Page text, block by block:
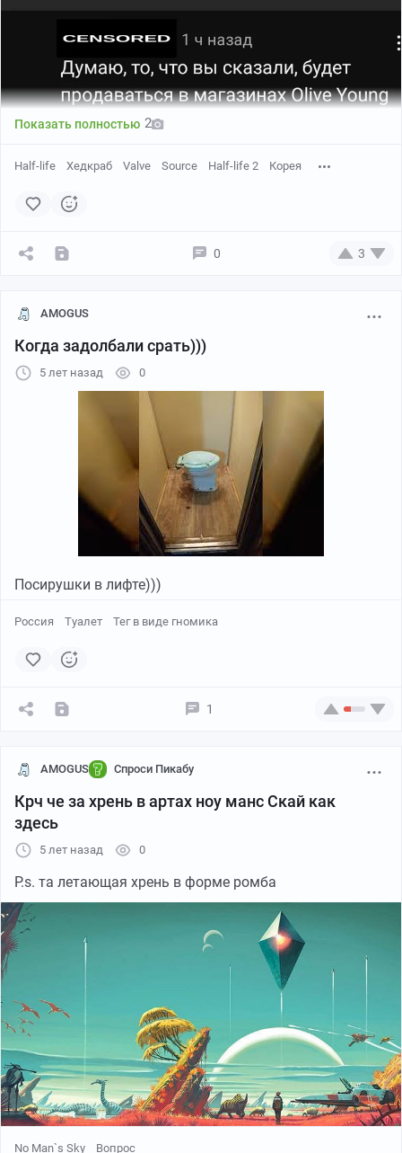
Всё, я в Корею. Я хочу себе хедкраб питомца как у
Кляйнера.. ну или Клёйнера(не важно) в халф лайф 2.
У них там в Корее каскадный резонанс был или автор
а то придется достать ломик.
Показать полностью 2
Half-life Хедкраб Valve Source Half-life 2 Корея
0 3
AMOGUS
Когда задолбали срать)))
5 лет назад 0
Посирушки в лифте)))
Россия Туалет Тег в виде гномика
1
AMOGUS Спроси Пикабу
Крч че за хрень в артах ноу манс Скай как
здесь
5 лет назад 0
P.s. та летающая хрень в форме ромба
No Man`s Sky Вопрос